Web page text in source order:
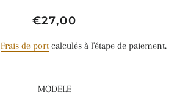
Prix
Prix
€27,00
Frais de portcalculés à l'étape de paiement.
MODELE